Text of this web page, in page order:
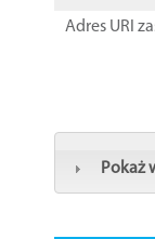
Adres URI
Pokaż